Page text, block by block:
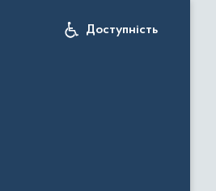
Доступність